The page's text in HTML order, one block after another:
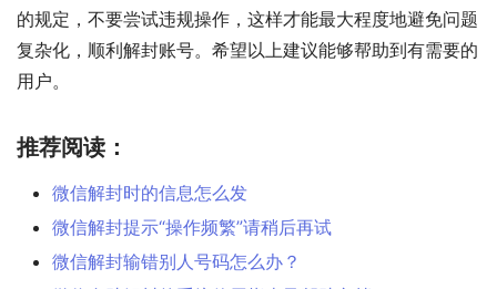
的规定，不要尝试违规操作，这样才能最大程度地避免问题
复杂化，顺利解封账号。希望以上建议能够帮助到有需要的
用户。
推荐阅读：
微信解封时的信息怎么发
微信解封提示“操作频繁”请稍后再试
微信解封输错别人号码怎么办？